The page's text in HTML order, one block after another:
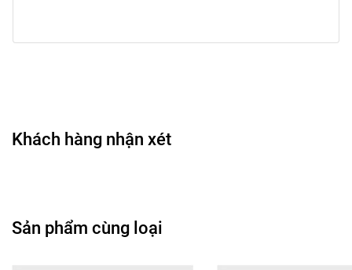
Khách hàng nhận xét
Sản phẩm cùng loại